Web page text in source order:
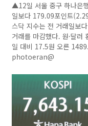
▲12일 서울 중구 하나은
일보다 179.09포인트
스닥 지수는 전 거래일보
거래를 마감했다. 원·달
일 대비 17.5원 오른
photoeran@